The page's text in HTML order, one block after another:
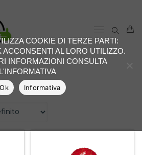
COOKIE DI TERZE PARTI:
AL LORO UTILIZZO.
INFORMAZIONI CONSULTA
L'INFORMATIVA
Ok Informativa